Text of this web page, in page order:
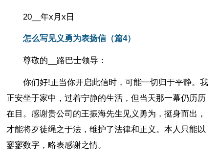
20__年x月x日
怎么写见义勇为表扬信（篇4）
尊敬的__路巴士领导：
你们好!正当你开启此信时，可能一切归于平静。我
正安坐于家中，过着宁静的生活，但当天那一幕仍历历
在目。感谢贵公司的王振海先生见义勇为，挺身而出，
才能将歹徒绳之于法，维护了法律和正义。本人只能以
寥寥数字，略表感谢之情。